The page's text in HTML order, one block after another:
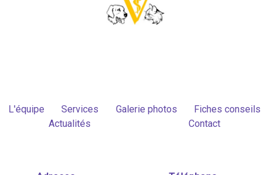
L'équipe Services Galerie photos
Fiches conseils
Actualités
Contact